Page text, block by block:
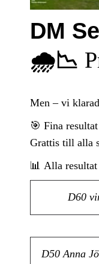
DM
🌧️📉
Men – vi
🎯 Fina
Grattis till alla
📊 Alla
D60
D50 Anna